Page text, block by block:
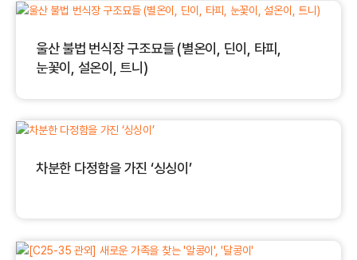
울산 불법 번식장 구조묘들 (별온이, 딘이, 타피,
눈꽃이, 설온이, 트니)
차분한 다정함을 가진 ‘싱싱이’